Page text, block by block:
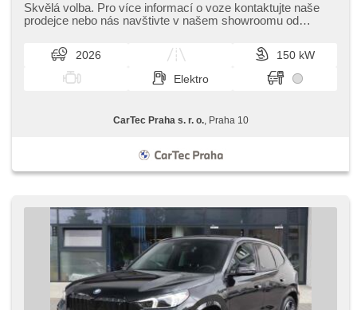
skla, odvětrávaná sedadla, el. tažné zařízení, bezklíčové
odemykání, bezklíčové startování, head-up display,
svícení
Skvělá volba. Pro více informací o voze kontaktujte naše
prodejce nebo nás navštivte v našem showroomu od
2026
150 kW
Elektro
CarTec Praha s. r. o., Praha 10